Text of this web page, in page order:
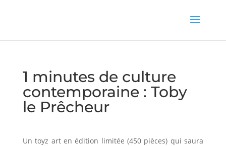
1 minutes de culture
contemporaine : Toby
le Prêcheur
Un toyz art en édition limitée (450 pièces) qui saura